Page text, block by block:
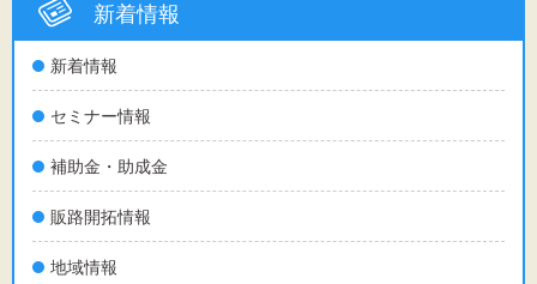
新着情報
新着情報
セミナー情報
補助金・助成金
販路開拓情報
地域情報